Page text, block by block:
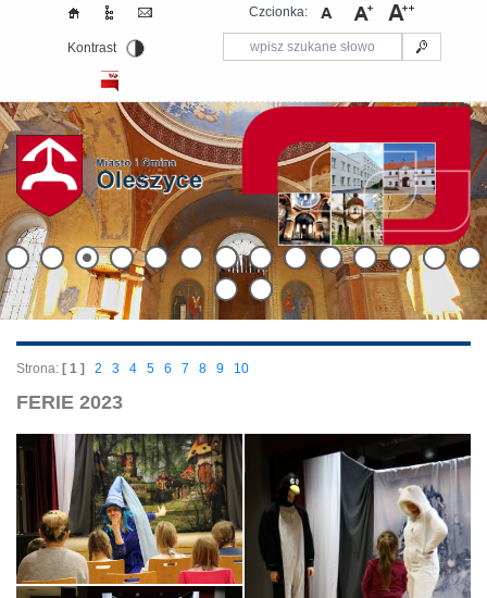
Czcionka:
Kontrast
Strona: [ 1 ] 2 3 4 5 6 7 8 9 10
FERIE 2023